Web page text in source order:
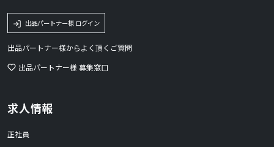
出品パートナー様 ログイン
出品パートナー様からよく頂くご質問
出品パートナー様 募集窓口
求人情報
正社員